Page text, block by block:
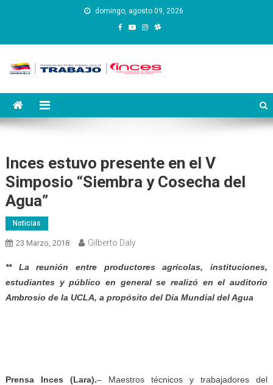
domingo, agosto 09, 2026
Instituto Nacional de
Capacitación y Educación
Inces estuvo presente en el V
Simposio “Siembra y Cosecha del
Agua”
Noticias
23 Marzo, 2018 Gilberto Daly
** La reunión entre productores agrícolas, instituciones,
estudiantes y público en general se realizó en el auditorio
Ambrosio de la UCLA, a propósito del Día Mundial del Agua
Prensa Inces (Lara).– Maestros técnicos y trabajadores del